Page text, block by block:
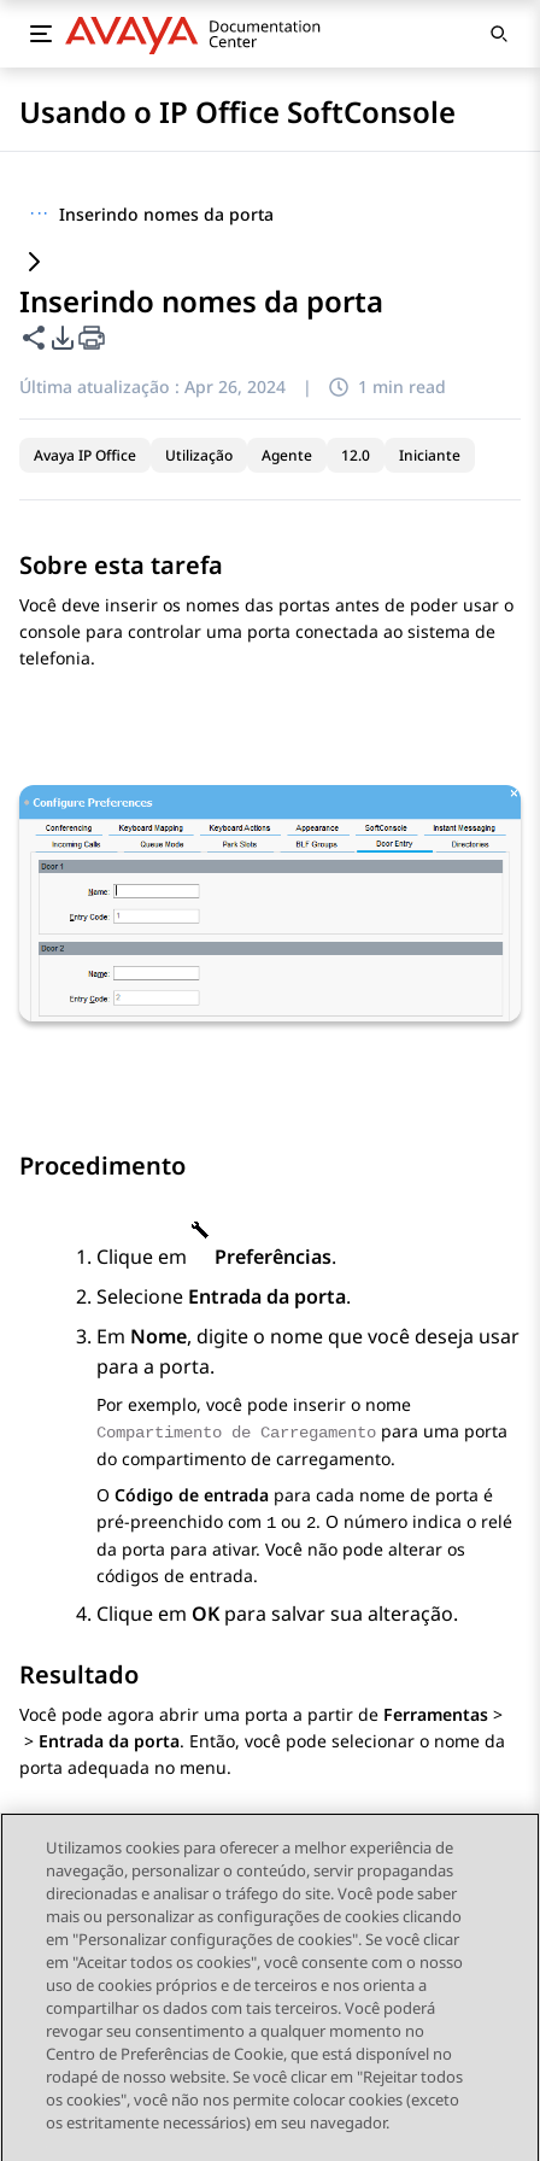
Usando o IP Office SoftConsole
··· Inserindo nomes da porta
Inserindo nomes da porta
Compartilhar esta página
Opções de exportação de PDF
Última atualização : Apr 26, 2024 | 1 min read
Avaya IP Office Utilização Agente 12.0 Iniciante
Sobre esta tarefa
Você deve inserir os nomes das portas antes de poder usar o
console para controlar uma porta conectada ao sistema de
telefonia.
Procedimento
Clique em Preferências.
Selecione Entrada da porta.
Em Nome, digite o nome que você deseja usar
para a porta.
Por exemplo, você pode inserir o nome
Compartimento de Carregamento para uma porta
do compartimento de carregamento.
O Código de entrada para cada nome de porta é
pré-preenchido com 1 ou 2. O número indica o relé
da porta para ativar. Você não pode alterar os
códigos de entrada.
Clique em OKpara salvar sua alteração.
Resultado
Você pode agora abrir uma porta a partir de Ferramentas >
> Entrada da porta. Então, você pode selecionar o nome da
porta adequada no menu.
Send Feedback
Topic navigation
Tópico anterior Próximo tópico
STAY CONNECTED
Utilizamos cookies para oferecer a melhor experiência de
navegação, personalizar o conteúdo, servir propagandas
direcionadas e analisar o tráfego do site. Você pode saber
mais ou personalizar as configurações de cookies clicando
em "Personalizar configurações de cookies". Se você clicar
em "Aceitar todos os cookies", você consente com o nosso
uso de cookies próprios e de terceiros e nos orienta a
compartilhar os dados com tais terceiros. Você poderá
revogar seu consentimento a qualquer momento no
Centro de Preferências de Cookie, que está disponível no
rodapé de nosso website. Se você clicar em "Rejeitar todos
os cookies", você não nos permite colocar cookies (exceto
os estritamente necessários) em seu navegador.